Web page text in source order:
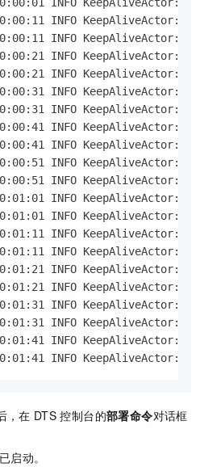
INFO
INFO
INFO
INFO
INFO
INFO
INFO
INFO
INFO
INFO
INFO
INFO
INFO
INFO
INFO
INFO
INFO
INFO
INFO
INFO
INFO
，在 DTS 控制台的部署命令对话框
启动。